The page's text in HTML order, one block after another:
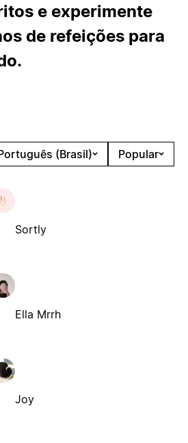
e experimente
de refeições para
(Brasil) Popular
Sortly
Ella Mrrh
Joy